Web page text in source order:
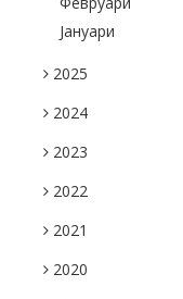
Јануари
2025
2024
2023
2022
2021
2020